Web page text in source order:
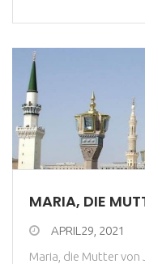
MARIA, DIE
APRIL29, 2021
Maria, die Mutter von